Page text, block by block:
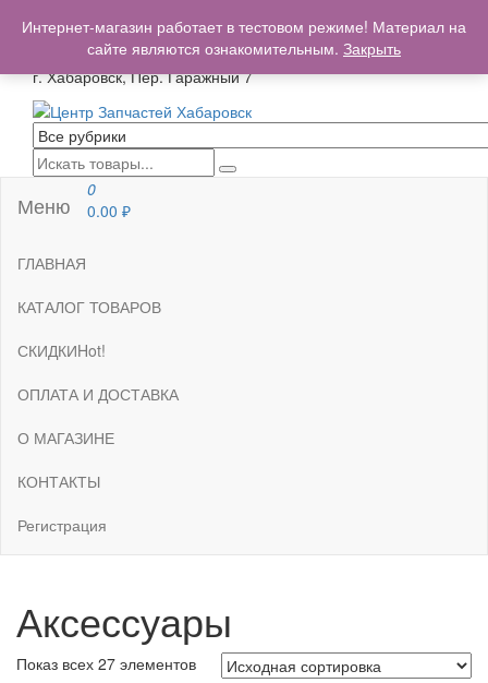
centrzapchastey.ru@mail.ru
г. Хабаровск, Пер. Гаражный 7
Центр Запчастей Хабаровск
Запчасти для авто,
мото,бензопил,велосипедов,снегоходов,бензопил и т.д.
Хабаровск
Меню
0
0.00 ₽
ГЛАВНАЯ
КАТАЛОГ ТОВАРОВ
СКИДКИHot!
ОПЛАТА И ДОСТАВКА
О МАГАЗИНЕ
КОНТАКТЫ
Регистрация
Аксессуары
Показ всех 27 элементов
Интернет-магазин работает в тестовом режиме! Материал на
сайте являются ознакомительным. Закрыть